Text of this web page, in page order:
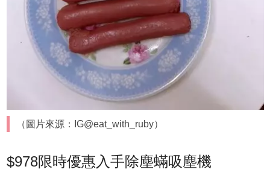
（圖片來源：IG@eat_with_ruby）
$978限時優惠入手除塵蟎吸塵機